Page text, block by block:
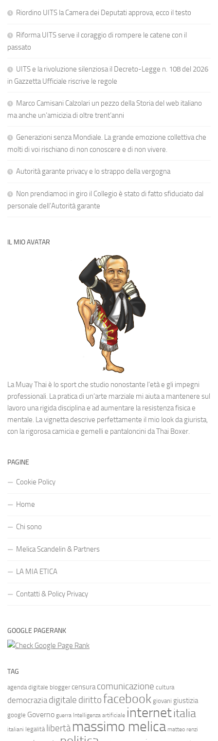
Riordino UITS la Camera dei Deputati approva, ecco il testo
Riforma UITS serve il coraggio di rompere le catene con il
passato
UITS e la rivoluzione silenziosa il Decreto-Legge n. 108 del 2026
in Gazzetta Ufficiale riscrive le regole
Marco Camisani Calzolari un pezzo della Storia del web italiano
ma anche un’amicizia di oltre trent’anni
Generazioni senza Mondiale. La grande emozione collettiva che
molti di voi rischiano di non conoscere e di non vivere.
Autorità garante privacy e lo strappo della vergogna
Non prendiamoci in giro il Collegio è stato di fatto sfiduciato dal
personale dell’Autorità garante
IL MIO AVATAR
La Muay Thai è lo sport che studio nonostante l’età e gli impegni
professionali. La pratica di un’arte marziale mi aiuta a mantenere sul
lavoro una rigida disciplina e ad aumentare la resistenza fisica e
mentale. La vignetta descrive perfettamente il mio look da giurista,
con la rigorosa camicia e gemelli e pantaloncini da Thai Boxer.
PAGINE
Cookie Policy
Home
Chi sono
Melica Scandelin & Partners
LA MIA ETICA
Contatti & Policy Privacy
GOOGLE PAGERANK
TAG
agenda digitale blogger censura comunicazione cultura
democrazia digitale dirittofacebook giovani giustizia
google Governo guerra Intelligenza artificiale internetitalia
italiani legalità libertà massimo melica matteo renzi